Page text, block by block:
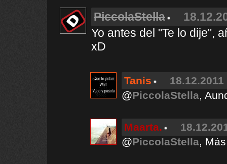
PiccolaStella
Yo antes del "Te lo dije",
xD
Tanis
@PiccolaStella,
Maarta.
@PiccolaStella,